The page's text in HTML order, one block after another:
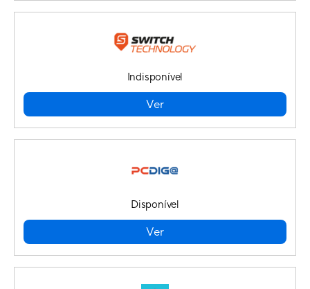
Indisponível
Ver
Disponível
Ver